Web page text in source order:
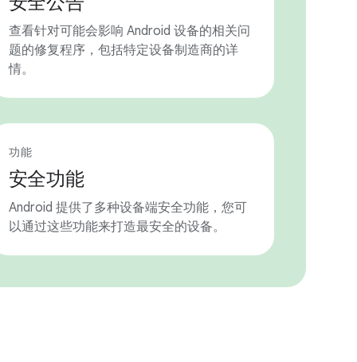
查看针对可能会影响 Android 设备的相关问
题的修复程序，包括特定设备制造商的详
情。
功能
安全功能
Android 提供了多种设备端安全功能，您可
以通过这些功能来打造最安全的设备。